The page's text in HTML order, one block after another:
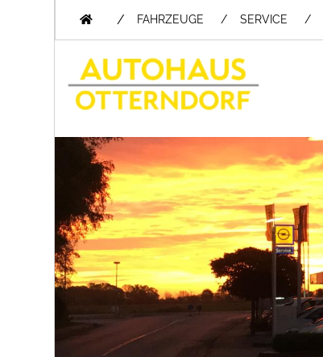
/ FAHRZEUGE SERVICE